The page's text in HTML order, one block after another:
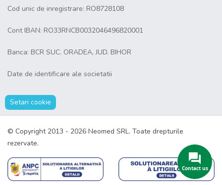
Cod unic de inregistrare: RO8728108
Cont IBAN: RO33RNCB0032046496820001
Banca: BCR SUC. ORADEA, JUD. BIHOR
Date de identificare ale societatii
Setari cookie
© Copyright 2013 - 2026 Neomed SRL. Toate drepturile
rezervate.
Contact us